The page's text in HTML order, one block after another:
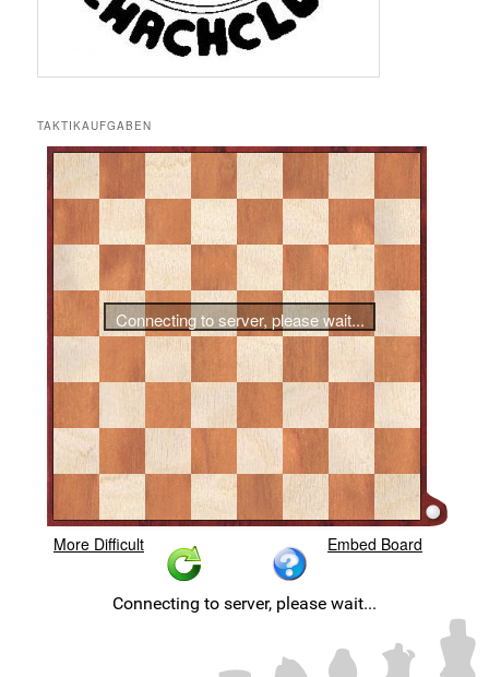
TAKTIKAUFGABEN